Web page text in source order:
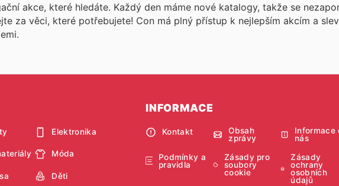
akce, které hledáte. Každý den máme nové katalogy, takže se
za věci, které potřebujete! Con má plný přístup k nejlepším akcím a
Elektronika
Móda
Děti
INFORMACE
Kontakt
Obsah
zprávy
Informace
nás
Podmínky a
pravidla
Zásady pro
soubory
cookie
Zásady
ochrany
osobních
údajů